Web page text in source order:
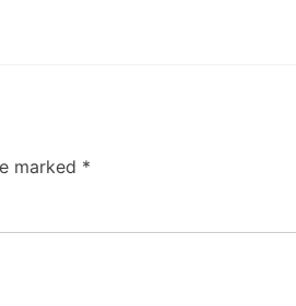
marked *